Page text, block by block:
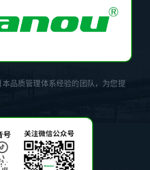
品质管理体系经验的团队，为您提